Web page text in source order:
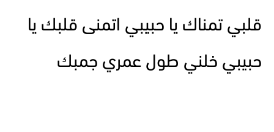
قلبي تمناك يا حبيبي اتمنى قلبك يا
حبيبي خلني طول عمري جمبك